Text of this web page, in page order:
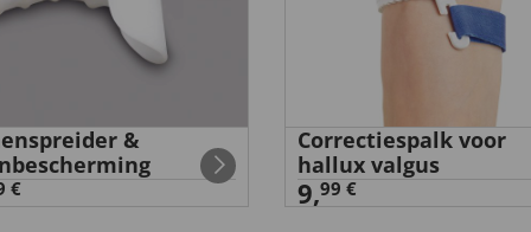
&
€
Correctiespalk voor
hallux valgus
9,99 €